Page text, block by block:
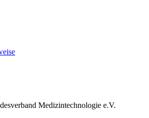
Medizintechnologie e.V.